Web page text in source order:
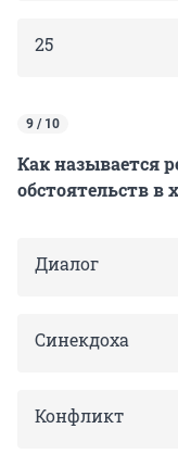
25
9 / 10
Как называется
обстоятельств в
Диалог
Синекдоха
Конфликт